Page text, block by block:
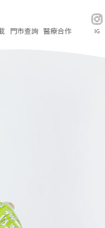
門市查詢 醫療合作 IG